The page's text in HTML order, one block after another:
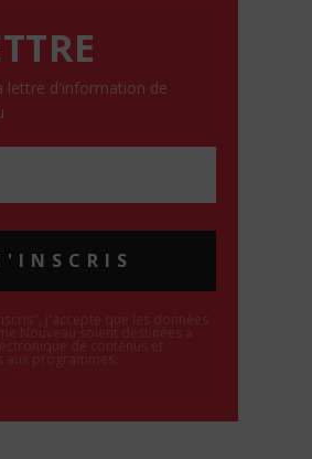
lettre d'information de
j'accepte que les données
Nouveau soient destinées à
de contenus et
programmes.